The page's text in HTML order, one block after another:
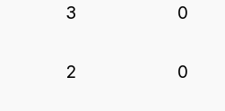
3 0
2 0